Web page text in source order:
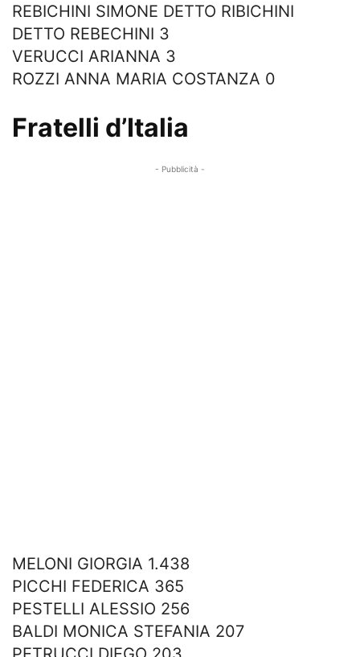
REBICHINI SIMONE DETTO RIBICHINI
DETTO REBECHINI 3
VERUCCI ARIANNA 3
ROZZI ANNA MARIA COSTANZA 0
Fratelli d’Italia
- Pubblicità -
MELONI GIORGIA 1.438
PICCHI FEDERICA 365
PESTELLI ALESSIO 256
BALDI MONICA STEFANIA 207